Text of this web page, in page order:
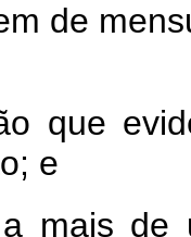
de
que
e
mais de